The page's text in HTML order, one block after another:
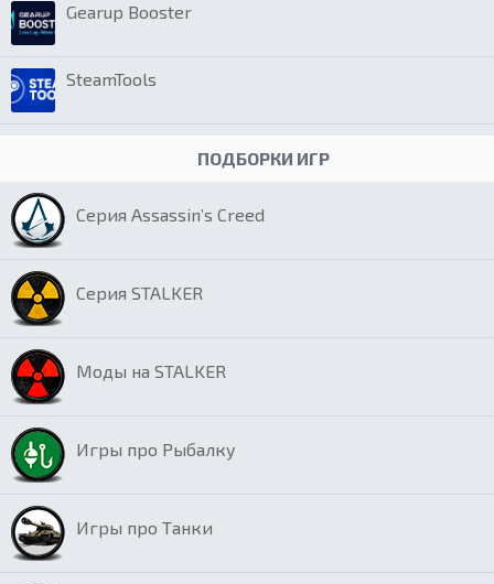
Gearup Booster
SteamTools
ПОДБОРКИ ИГР
Серия Assassin’s Creed
Серия STALKER
Моды на STALKER
Игры про Рыбалку
Игры про Танки